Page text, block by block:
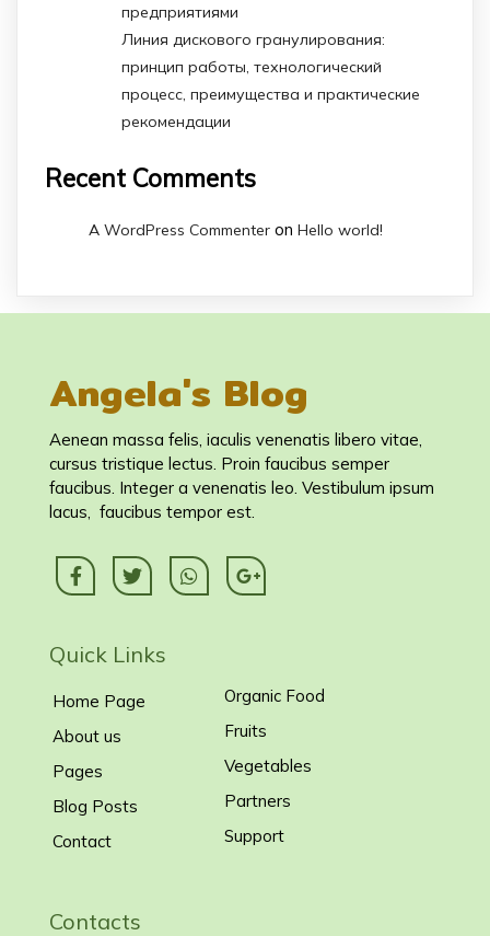
предприятиями
Линия дискового гранулирования:
принцип работы, технологический
процесс, преимущества и практические
рекомендации
Recent Comments
A WordPress Commenter on Hello world!
Angela's Blog
Aenean massa felis, iaculis venenatis libero vitae,
cursus tristique lectus. Proin faucibus semper
faucibus. Integer a venenatis leo. Vestibulum ipsum
lacus, faucibus tempor est.
Quick Links
Home Page
About us
Pages
Blog Posts
Contact
Organic Food
Fruits
Vegetables
Partners
Support
Contacts